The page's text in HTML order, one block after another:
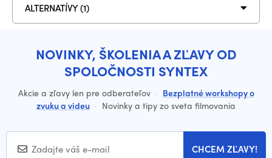
ALTERNATÍVY (1)
NOVINKY, ŠKOLENIA A ZĽAVY OD
SPOLOČNOSTI SYNTEX
Akcie a zľavy len pre odberateľov · Bezplatné workshopy o
zvuku a videu · Novinky a tipy zo sveta filmovania
CHCEM ZĽAVY!